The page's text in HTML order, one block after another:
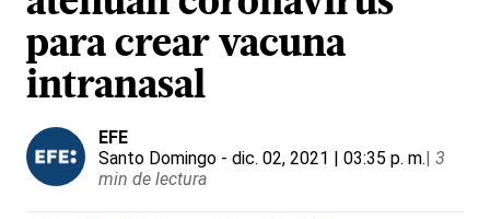
para crear vacuna
intranasal
EFE
Santo Domingo - dic. 02, 2021 | 03:35 p. m.| 3
min de lectura